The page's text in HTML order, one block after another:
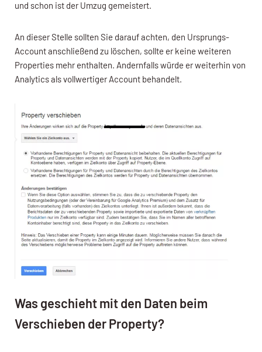
und schon ist der Umzug gemeistert.
An dieser Stelle sollten Sie darauf achten, den Ursprungs-
Account anschließend zu löschen, sollte er keine weiteren
Properties mehr enthalten. Andernfalls würde er weiterhin von
Analytics als vollwertiger Account behandelt.
Was geschieht mit den Daten beim
Verschieben der Property?